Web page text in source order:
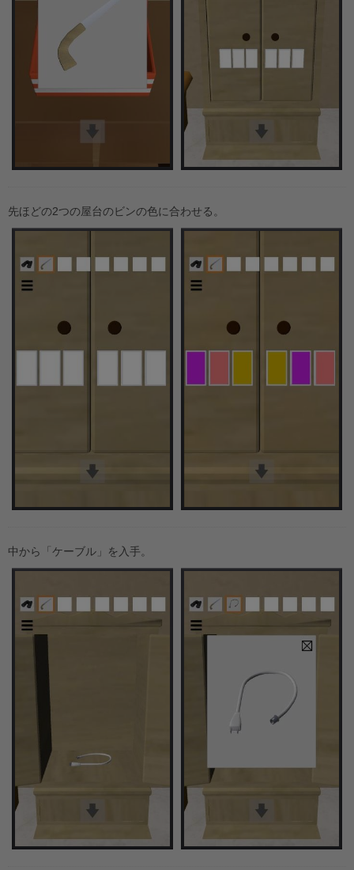
先ほどの2つの屋台のビンの色に合わせる。
中から「ケーブル」を入手。